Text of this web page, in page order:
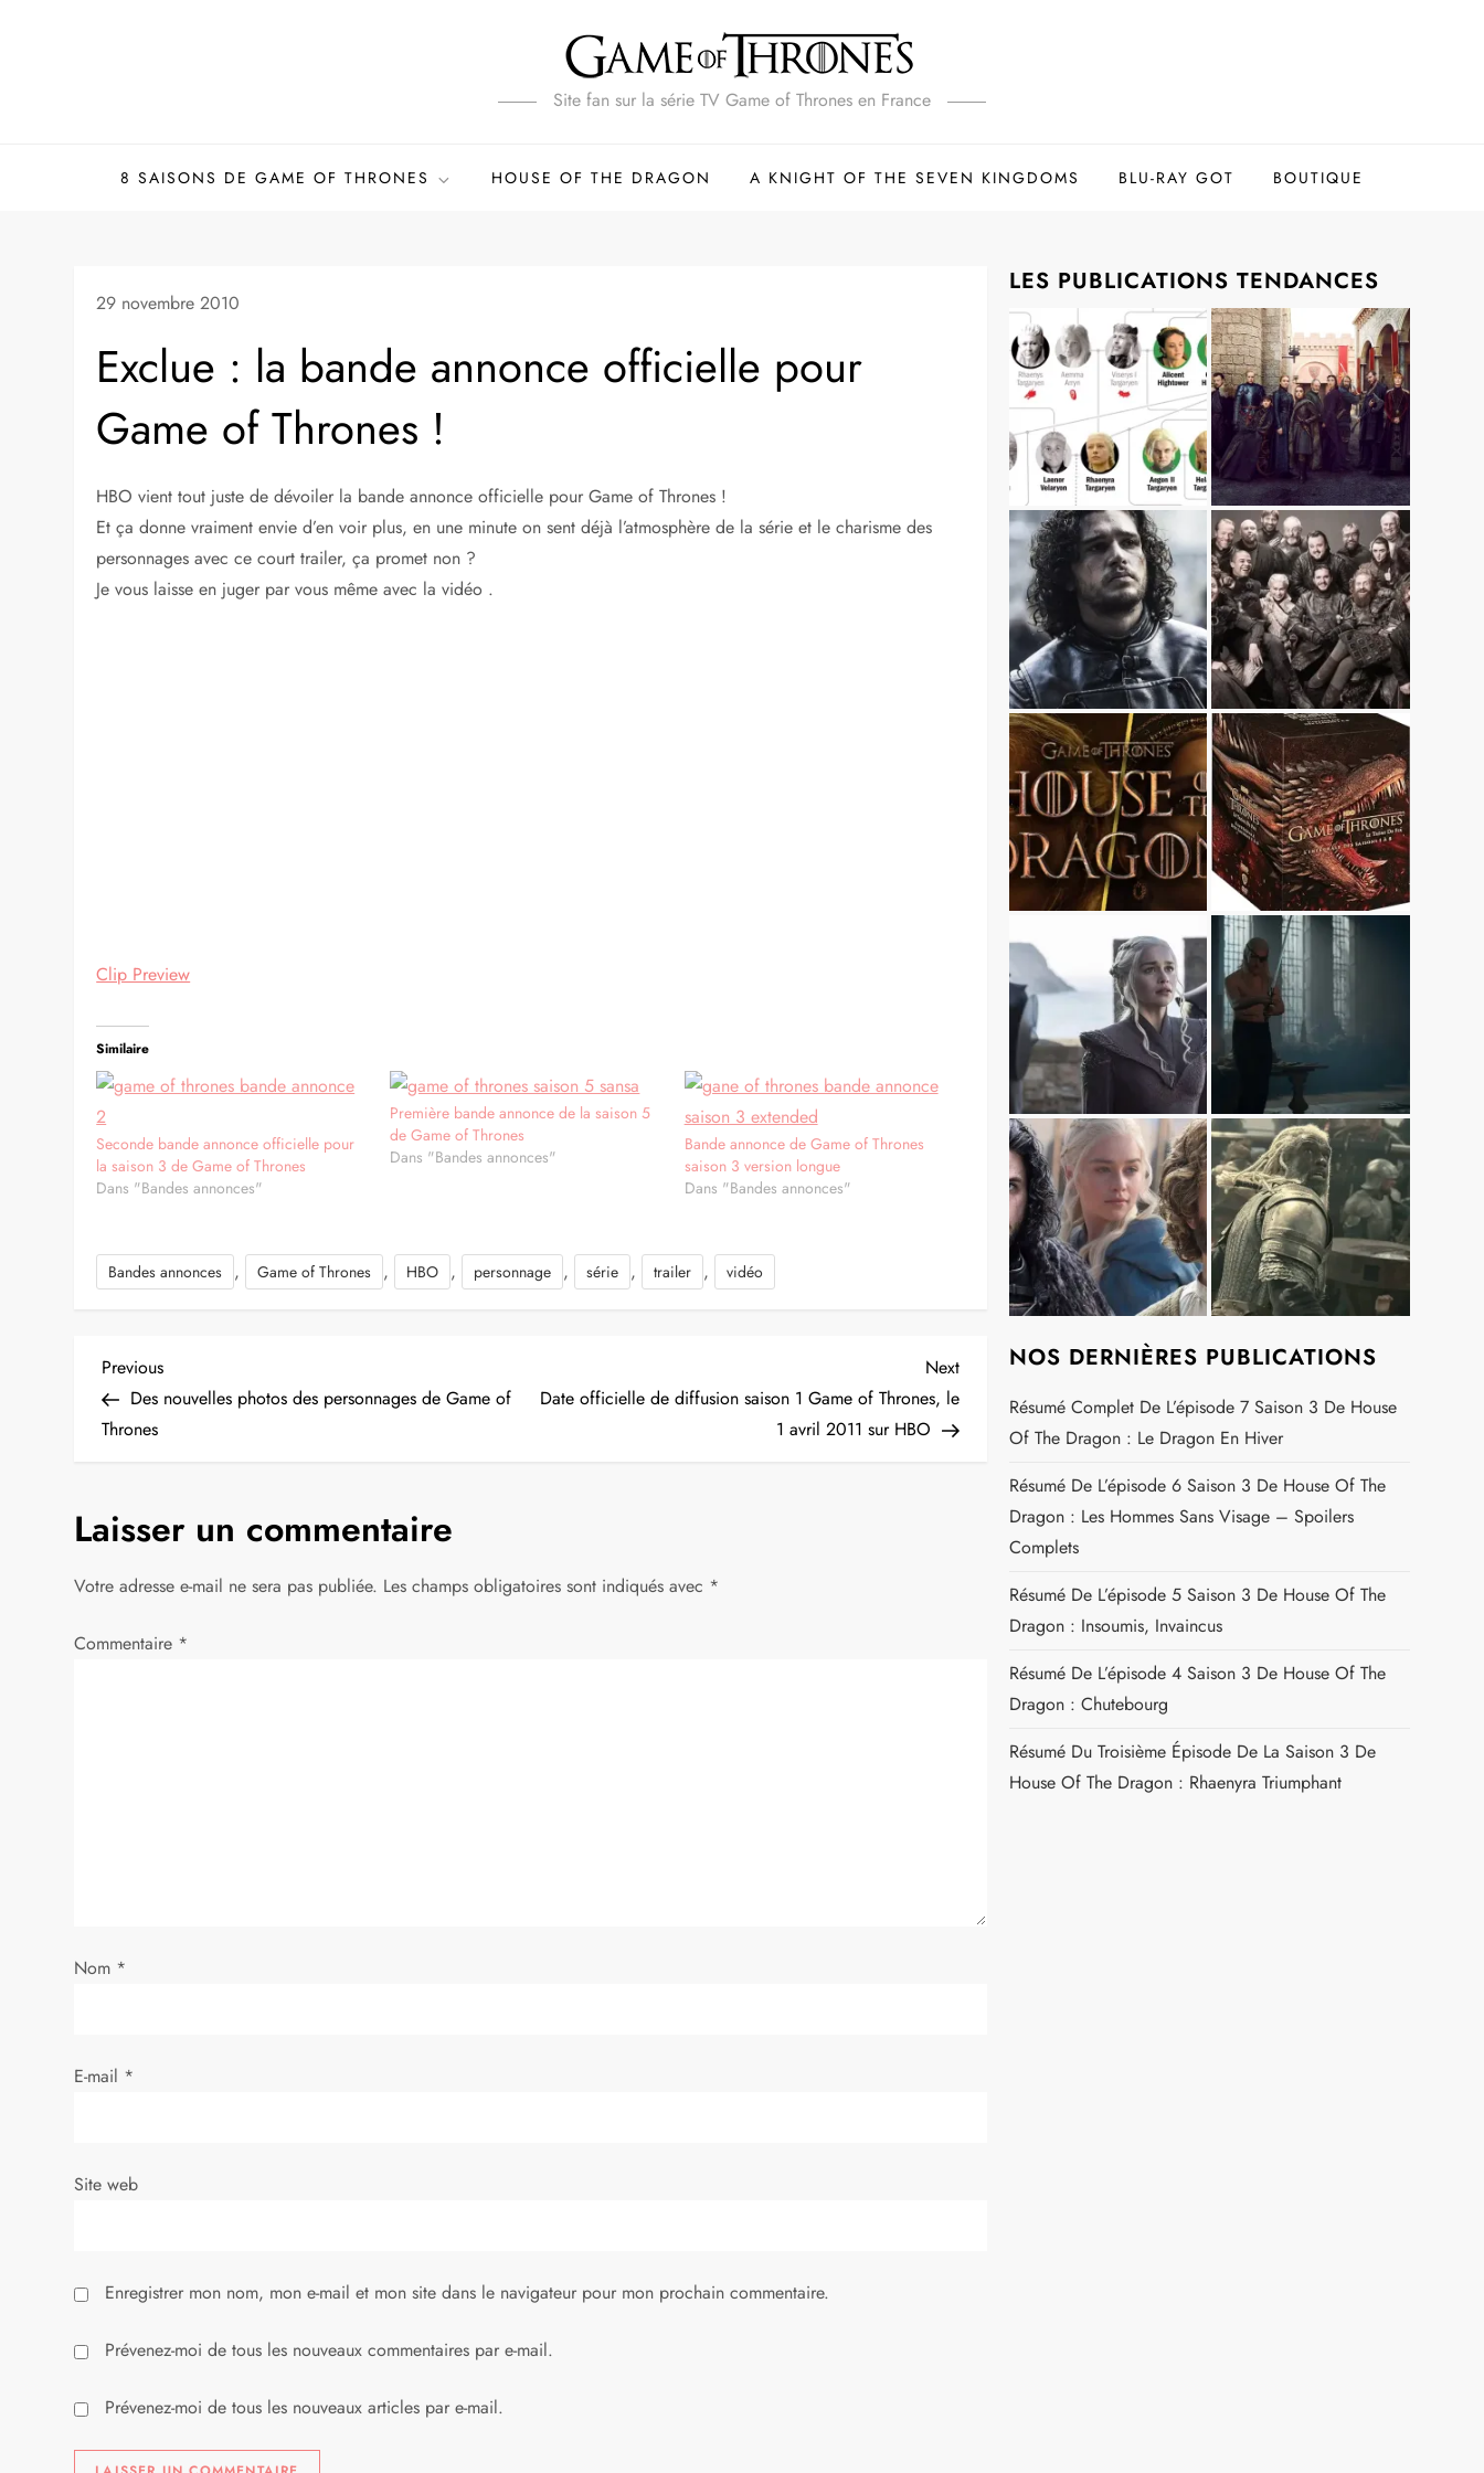
Site fan sur la série TV Game of Thrones en France
8 SAISONS DE GAME OF THRONES HOUSE OF THE DRAGON A KNIGHT OF THE SEVEN KINGDOMS BLU-RAY GOT BOUTIQUE
29 novembre 2010
Exclue : la bande annonce officielle pour
Game of Thrones !
HBO vient tout juste de dévoiler la bande annonce officielle pour Game of Thrones !
Et ça donne vraiment envie d’en voir plus, en une minute on sent déjà l’atmosphère de la série et le charisme des
personnages avec ce court trailer, ça promet non ?
Je vous laisse en juger par vous même avec la vidéo .
Clip Preview
Similaire
Seconde bande annonce officielle pour
la saison 3 de Game of Thrones
Dans "Bandes annonces"
Première bande annonce de la saison 5
de Game of Thrones
Dans "Bandes annonces"
Bande annonce de Game of Thrones
saison 3 version longue
Dans "Bandes annonces"
Bandes annonces , Game of Thrones , HBO , personnage , série , trailer , vidéo
N
a
i
g
a
e
t
c
l
e
Previous
Post
Previous
Des nouvelles photos des personnages de Game of
Thrones
Next
Post
Next
Date officielle de diffusion saison 1 Game of Thrones, le
1 avril 2011 sur HBO
Laisser un commentaire
Votre adresse e-mail ne sera pas publiée. Les champs obligatoires sont indiqués avec *
Commentaire *
Nom *
E-mail *
Site web
Enregistrer mon nom, mon e-mail et mon site dans le navigateur pour mon prochain commentaire.
Prévenez-moi de tous les nouveaux commentaires par e-mail.
Prévenez-moi de tous les nouveaux articles par e-mail.
LES PUBLICATIONS TENDANCES
NOS DERNIÈRES PUBLICATIONS
Résumé Complet De L’épisode 7 Saison 3 De House
Of The Dragon : Le Dragon En Hiver
Résumé De L’épisode 6 Saison 3 De House Of The
Dragon : Les Hommes Sans Visage – Spoilers
Complets
Résumé De L’épisode 5 Saison 3 De House Of The
Dragon : Insoumis, Invaincus
Résumé De L’épisode 4 Saison 3 De House Of The
Dragon : Chutebourg
Résumé Du Troisième Épisode De La Saison 3 De
House Of The Dragon : Rhaenyra Triumphant